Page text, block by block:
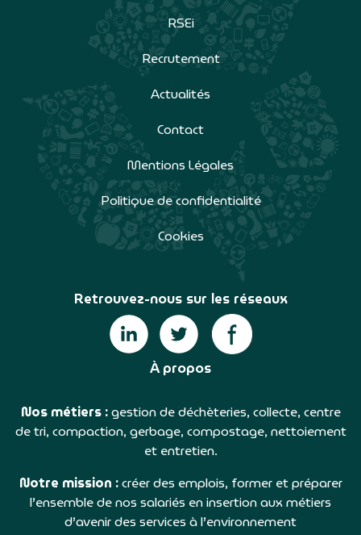
RSEi
Recrutement
Actualités
Contact
Mentions Légales
Politique de confidentialité
Cookies
Retrouvez-nous sur les réseaux
À propos
Nos métiers :gestion de déchèteries, collecte, centre
de tri, compaction, gerbage, compostage, nettoiement
et entretien.
Notre mission :créer des emplois, former et préparer
l’ensemble de nos salariés en insertion aux métiers
d’avenir des services à l’environnement